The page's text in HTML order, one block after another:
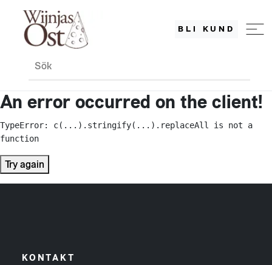
BLI KUND
Sök
An error occurred on the client!
TypeError: c(...).stringify(...).replaceAll is not a
function
Try again
KONTAKT